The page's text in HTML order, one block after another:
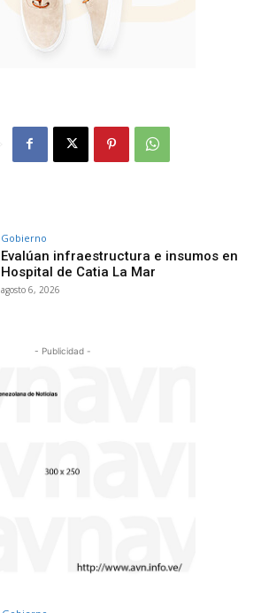
Gobierno
Evalúan infraestructura e insumos en
Hospital de Catia La Mar
agosto 6, 2026
- Publicidad -